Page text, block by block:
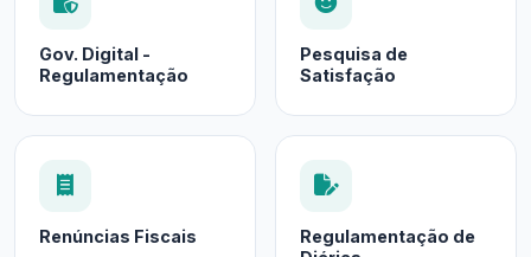
Gov. Digital -
Regulamentação
Pesquisa de
Satisfação
Renúncias Fiscais
Regulamentação de